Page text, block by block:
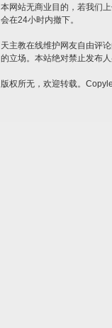
本网站无商业目的，若我们
会在24小时内撤下。
天主教在线维护网友自由评
的立场。本站绝对禁止发布
版权所无，欢迎转载。